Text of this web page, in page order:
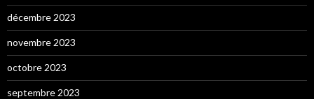
décembre 2023
novembre 2023
octobre 2023
septembre 2023